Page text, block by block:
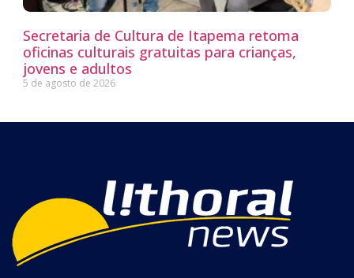
Secretaria de Cultura de Itapema retoma
oficinas culturais gratuitas para crianças,
jovens e adultos
5 de agosto de 2026